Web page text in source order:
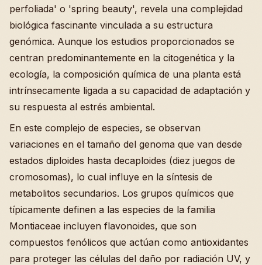
perfoliada' o 'spring beauty', revela una complejidad
biológica fascinante vinculada a su estructura
genómica. Aunque los estudios proporcionados se
centran predominantemente en la citogenética y la
ecología, la composición química de una planta está
intrínsecamente ligada a su capacidad de adaptación y
su respuesta al estrés ambiental.
En este complejo de especies, se observan
variaciones en el tamaño del genoma que van desde
estados diploides hasta decaploides (diez juegos de
cromosomas), lo cual influye en la síntesis de
metabolitos secundarios. Los grupos químicos que
típicamente definen a las especies de la familia
Montiaceae incluyen flavonoides, que son
compuestos fenólicos que actúan como antioxidantes
para proteger las células del daño por radiación UV, y